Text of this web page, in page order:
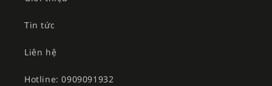
Tin tức
Liên hệ
Hotline: 0909091932